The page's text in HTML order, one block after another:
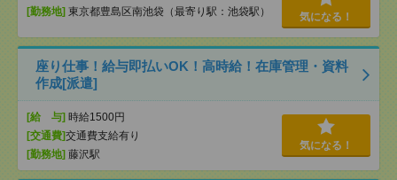
[勤務地] 東京都豊島区南池袋（最寄り駅：池袋駅） 気になる！
座り仕事！給与即払いOK！高時給！在庫管理・資料
作成[派遣]
[給 与] 時給1500円
[交通費]交通費支給有り
[勤務地] 藤沢駅
気になる！